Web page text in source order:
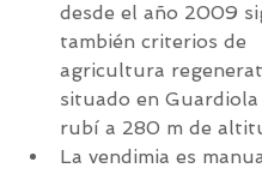
desde el año 2009
también criterios de
agricultura
situado en
rubí a 280 m de
La vendimia es